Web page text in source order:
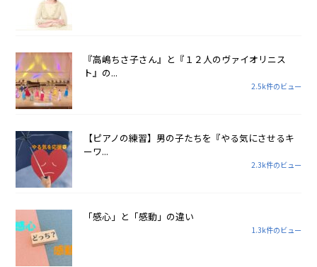
『高嶋ちさ子さん』と『１２人のヴァイオリニス
ト』の...
2.5k件のビュー
【ピアノの練習】男の子たちを『やる気にさせるキ
ーワ...
2.3k件のビュー
「感心」と「感動」の違い
1.3k件のビュー